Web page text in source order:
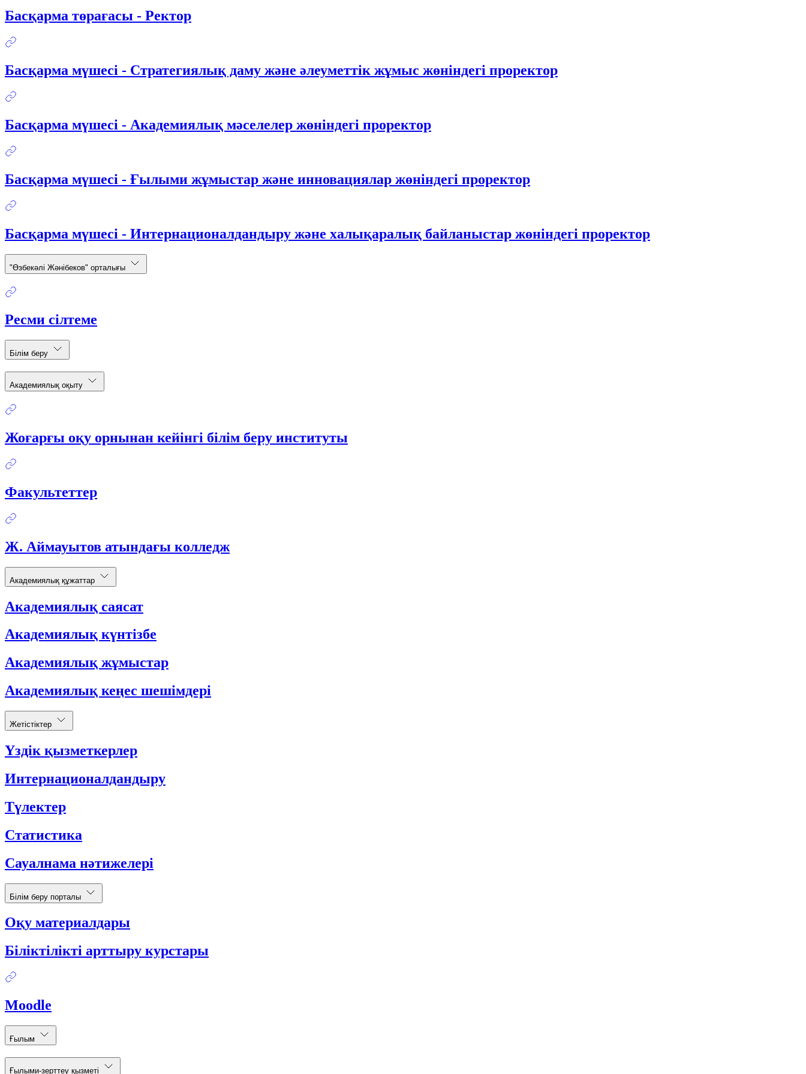
Басқарма төрағасы - Ректор
Басқарма мүшесі - Стратегиялық даму және әлеуметтік жұмыс жөніндегі проректор
Басқарма мүшесі - Академиялық мәселелер жөніндегі проректор
Басқарма мүшесі - Ғылыми жұмыстар және инновациялар жөніндегі проректор
Басқарма мүшесі - Интернационалдандыру және халықаралық байланыстар жөніндегі проректор
"Өзбекәлі Жәнібеков" орталығы
Ресми сілтеме
Білім беру
Академиялық оқыту
Жоғарғы оқу орнынан кейінгі білім беру институты
Факультеттер
Ж. Аймауытов атындағы колледж
Академиялық құжаттар
Академиялық саясат
Академиялық күнтізбе
Академиялық жұмыстар
Академиялық кеңес шешімдері
Жетістіктер
Үздік қызметкерлер
Интернационалдандыру
Түлектер
Статистика
Сауалнама нәтижелері
Білім беру порталы
Оқу материалдары
Біліктілікті арттыру курстары
Moodle
Ғылым
Ғылыми-зерттеу қызметі